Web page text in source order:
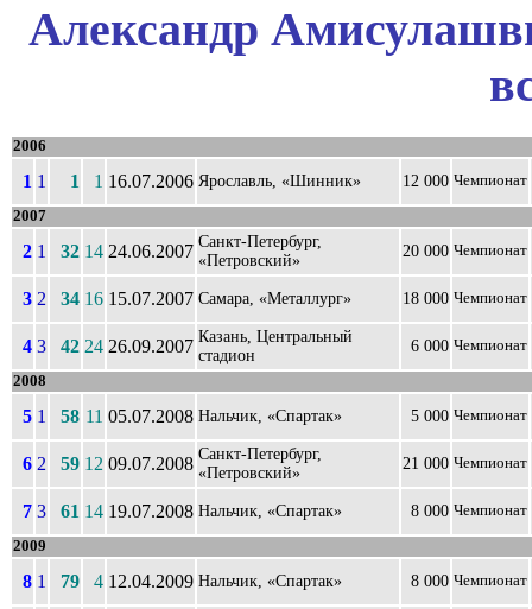
Александр
2006
1 1 1 1 16.07.2006 Ярославль, «Шинник» 12 000 Чемпионат
2007
2 1 32 14 24.06.2007 Санкт-Петербург,
«Петровский»
20 000 Чемпионат
3 2 34 16 15.07.2007 Самара, «Металлург» 18 000 Чемпионат
4 3 42 24 26.09.2007 Казань, Центральный
стадион
6 000 Чемпионат
2008
5 1 58 11 05.07.2008 Нальчик, «Спартак» 5 000 Чемпионат
6 2 59 12 09.07.2008 Санкт-Петербург,
«Петровский»
21 000 Чемпионат
7 3 61 14 19.07.2008 Нальчик, «Спартак» 8 000 Чемпионат
2009
8 1 79 4 12.04.2009 Нальчик, «Спартак» 8 000 Чемпионат